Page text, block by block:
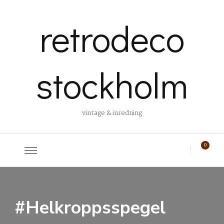
retrodeco
stockholm
vintage & inredning
0
#Helkroppsspegel